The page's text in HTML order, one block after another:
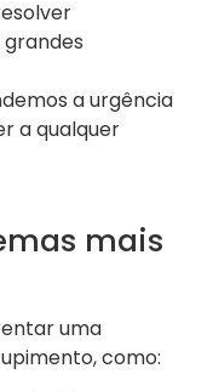
a urgência
a qualquer
mais
uma
como: